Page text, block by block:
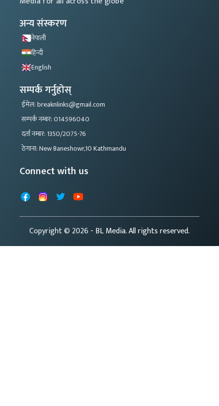
अन्य संस्करण
नेपाली
हिन्दी
English
सम्पर्क गर्नुहोस्
ईमेल: breaknlinks@gmail.com
सम्पर्क नम्बर: 014596040
दर्ता नम्बर: 1350/2075-76
ठेगाना: New Baneshowr,10 Kathmandu
Connect with us
FacebookInstagram
X YouTube
Copyright © 2026- BL Media. All rights reserved.